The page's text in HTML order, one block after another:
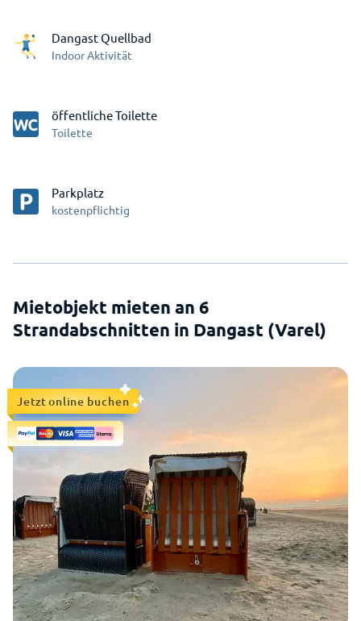
Dangast Quellbad
Indoor Aktivität
öffentliche Toilette
Toilette
Parkplatz
kostenpflichtig
Mietobjekt mieten an 6
Strandabschnitten in Dangast (Varel)
Jetzt online buchen